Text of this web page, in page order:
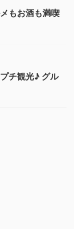
もお酒も満喫
チ観光♪ グル